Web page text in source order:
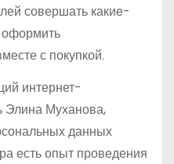
совершать какие-
с покупкой.
интернет-
Элина Муханова,
данных
есть опыт проведения